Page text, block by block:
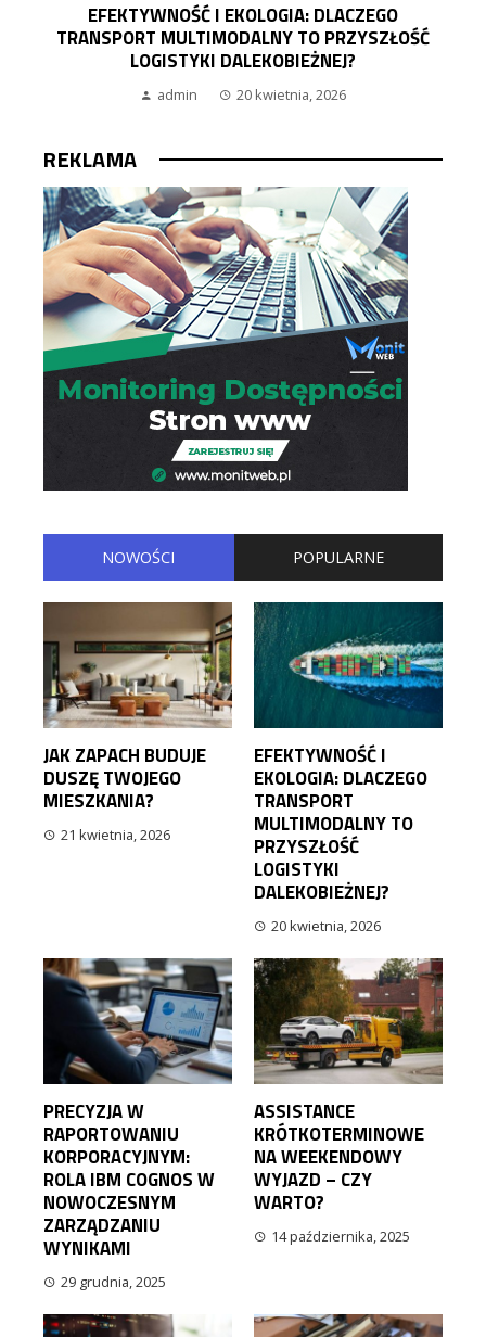
EFEKTYWNOŚĆ I EKOLOGIA: DLACZEGO
TRANSPORT MULTIMODALNY TO PRZYSZŁOŚĆ
LOGISTYKI DALEKOBIEŻNEJ?
admin 20 kwietnia, 2026
REKLAMA
NOWOŚCI POPULARNE
JAK ZAPACH BUDUJE
DUSZĘ TWOJEGO
MIESZKANIA?
21 kwietnia, 2026
EFEKTYWNOŚĆ I
EKOLOGIA: DLACZEGO
TRANSPORT
MULTIMODALNY TO
PRZYSZŁOŚĆ
LOGISTYKI
DALEKOBIEŻNEJ?
20 kwietnia, 2026
PRECYZJA W
RAPORTOWANIU
KORPORACYJNYM:
ROLA IBM COGNOS W
NOWOCZESNYM
ZARZĄDZANIU
WYNIKAMI
29 grudnia, 2025
ASSISTANCE
KRÓTKOTERMINOWE
NA WEEKENDOWY
WYJAZD – CZY
WARTO?
14 października, 2025